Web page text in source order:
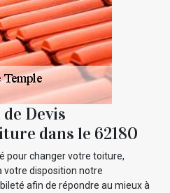
Devis
dans le 62180
pour changer votre toiture,
votre disposition notre
afin de répondre au mieux à